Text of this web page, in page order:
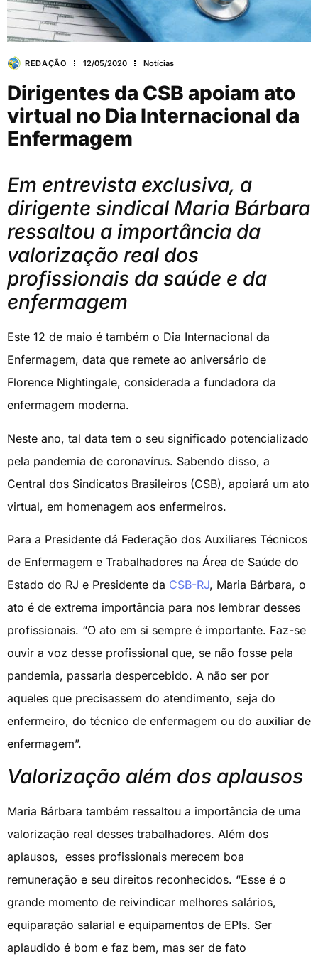
REDAÇÃO 12/05/2020 Notícias
Dirigentes da CSB apoiam ato
virtual no Dia Internacional da
Enfermagem
Em entrevista exclusiva, a
dirigente sindical Maria Bárbara
ressaltou a importância da
valorização real dos
profissionais da saúde e da
enfermagem
Este 12 de maio é também o Dia Internacional da
Enfermagem, data que remete ao aniversário de
Florence Nightingale, considerada a fundadora da
enfermagem moderna.
Neste ano, tal data tem o seu significado potencializado
pela pandemia de coronavírus. Sabendo disso, a
Central dos Sindicatos Brasileiros (CSB), apoiará um ato
virtual, em homenagem aos enfermeiros.
Para a Presidente dá Federação dos Auxiliares Técnicos
de Enfermagem e Trabalhadores na Área de Saúde do
Estado do RJ e Presidente da CSB-RJ, Maria Bárbara, o
ato é de extrema importância para nos lembrar desses
profissionais. “O ato em si sempre é importante. Faz-se
ouvir a voz desse profissional que, se não fosse pela
pandemia, passaria despercebido. A não ser por
aqueles que precisassem do atendimento, seja do
enfermeiro, do técnico de enfermagem ou do auxiliar de
enfermagem”.
Valorização além dos aplausos
Maria Bárbara também ressaltou a importância de uma
valorização real desses trabalhadores. Além dos
aplausos, esses profissionais merecem boa
remuneração e seu direitos reconhecidos. “Esse é o
grande momento de reivindicar melhores salários,
equiparação salarial e equipamentos de EPIs. Ser
aplaudido é bom e faz bem, mas ser de fato